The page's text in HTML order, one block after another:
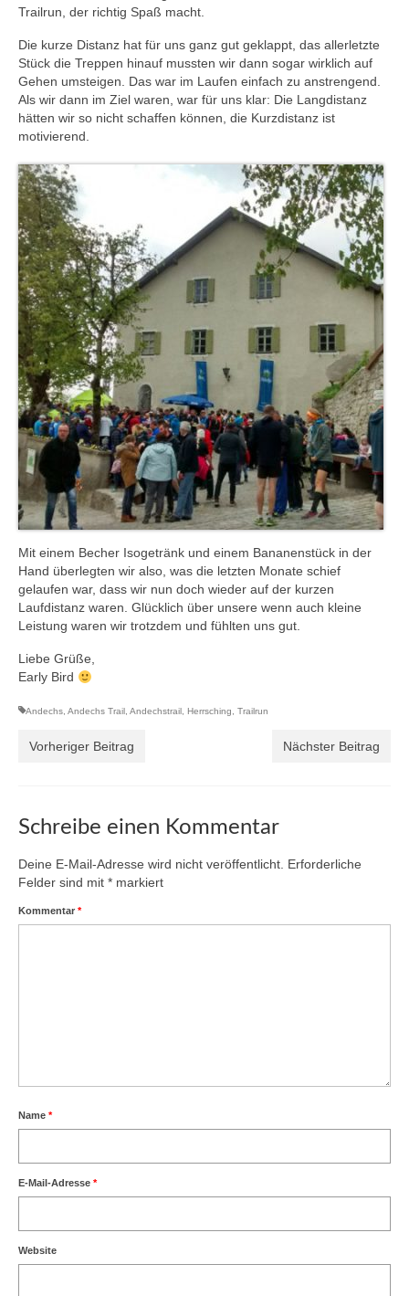
Trailrun, der richtig Spaß macht.
Die kurze Distanz hat für uns ganz gut geklappt, das allerletzte
Stück die Treppen hinauf mussten wir dann sogar wirklich auf
Gehen umsteigen. Das war im Laufen einfach zu anstrengend.
Als wir dann im Ziel waren, war für uns klar: Die Langdistanz
hätten wir so nicht schaffen können, die Kurzdistanz ist
motivierend.
Mit einem Becher Isogetränk und einem Bananenstück in der
Hand überlegten wir also, was die letzten Monate schief
gelaufen war, dass wir nun doch wieder auf der kurzen
Laufdistanz waren. Glücklich über unsere wenn auch kleine
Leistung waren wir trotzdem und fühlten uns gut.
Liebe Grüße,
Early Bird
Andechs, Andechs Trail, Andechstrail, Herrsching, Trailrun
Vorheriger Beitrag Nächster Beitrag
Schreibe einen Kommentar
Deine E-Mail-Adresse wird nicht veröffentlicht. Erforderliche
Felder sind mit * markiert
Kommentar *
Name *
E-Mail-Adresse *
Website